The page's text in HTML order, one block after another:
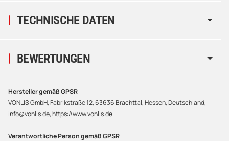
TECHNISCHE DATEN
BEWERTUNGEN
Hersteller gemäß GPSR
VONLIS GmbH, Fabrikstraße 12, 63636 Brachttal, Hessen, Deutschland,
info@vonlis.de, https://www.vonlis.de
Verantwortliche Person gemäß GPSR